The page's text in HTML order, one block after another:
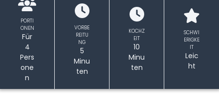
PORTI
ONEN
Für
4
Pers
one
n
VORBE
REITU
NG
5
Minu
ten
KOCHZ
EIT
10
Minu
ten
SCHWI
ERIGKE
IT
Leic
ht